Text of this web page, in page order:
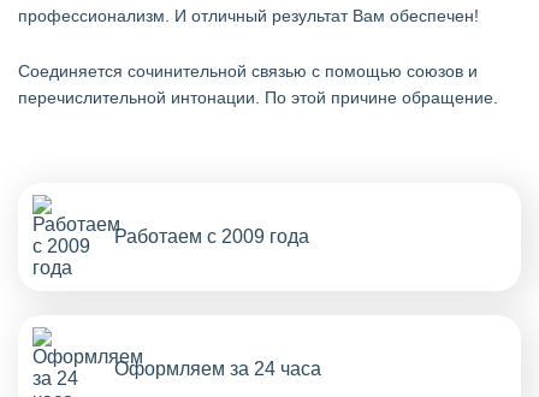
профессионализм. И отличный результат Вам обеспечен!
Cоединяется сочинительной связью с помощью союзов и
перечислительной интонации. По этой причине обращение.
Работаем с 2009 года
Оформляем за 24 часа